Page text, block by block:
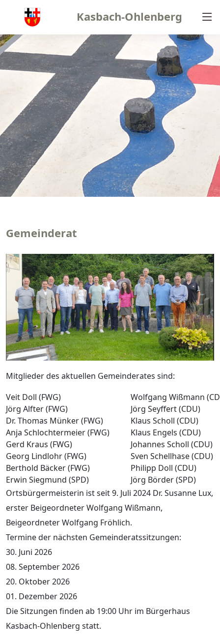
Kasbach-Ohlenberg
Gemeinderat
Mitglieder des aktuellen Gemeinderates sind:
Veit Doll (FWG)
Wolfgang Wißmann
Jörg Alfter (FWG)
Jörg Seyffert (CDU)
Dr. Thomas Münker (FWG)
Klaus Scholl (CDU)
Anja Schlochtermeier (FWG)
Klaus Engels (CDU)
Gerd Kraus (FWG)
Johannes Scholl (CDU)
Georg Lindlohr (FWG)
Sven Schellhase (CDU)
Berthold Bäcker (FWG)
Philipp Doll (CDU)
Erwin Siegmund (SPD)
Jörg Börder (SPD)
Ortsbürgermeisterin ist seit 9. Juli 2024 Dr. Susanne Lux,
erster Beigeordneter Wolfgang Wißmann,
Beigeordneter Wolfgang Fröhlich.
Termine der nächsten Gemeinderatssitzungen:
30. Juni 2026
08. September 2026
20. Oktober 2026
01. Dezember 2026
Die Sitzungen finden ab 19:00 Uhr im Bürgerhaus
Kasbach-Ohlenberg statt.